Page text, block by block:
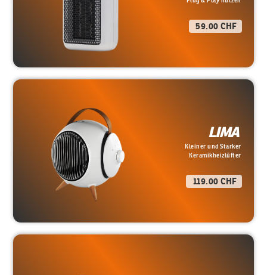
59.00 CHF
LIMA
Kleiner und Starker
Keramikheizlüfter
119.00 CHF